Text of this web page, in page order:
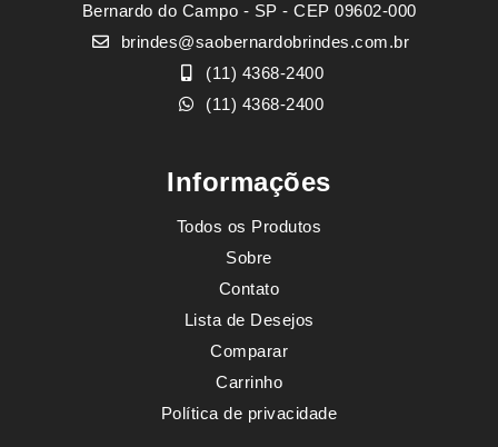
Bernardo do Campo - SP - CEP 09602-000
brindes@saobernardobrindes.com.br
(11) 4368-2400
(11) 4368-2400
Informações
Todos os Produtos
Sobre
Contato
Lista de Desejos
Comparar
Carrinho
Política de privacidade